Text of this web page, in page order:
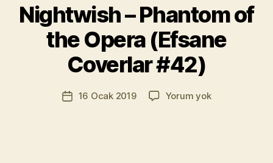
Nightwish – Phantom of
the Opera (Efsane
Coverlar #42)
Yazının
yazarı
z
a
r
M
u
Yazı16 Ocak 2019 Yorum yokNightwish